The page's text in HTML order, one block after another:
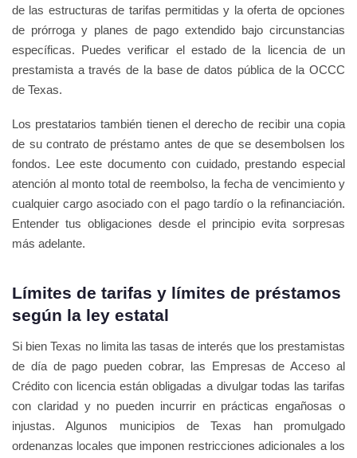
de las estructuras de tarifas permitidas y la oferta de opciones
de prórroga y planes de pago extendido bajo circunstancias
específicas. Puedes verificar el estado de la licencia de un
prestamista a través de la base de datos pública de la OCCC
de Texas.
Los prestatarios también tienen el derecho de recibir una copia
de su contrato de préstamo antes de que se desembolsen los
fondos. Lee este documento con cuidado, prestando especial
atención al monto total de reembolso, la fecha de vencimiento y
cualquier cargo asociado con el pago tardío o la refinanciación.
Entender tus obligaciones desde el principio evita sorpresas
más adelante.
Límites de tarifas y límites de préstamos
según la ley estatal
Si bien Texas no limita las tasas de interés que los prestamistas
de día de pago pueden cobrar, las Empresas de Acceso al
Crédito con licencia están obligadas a divulgar todas las tarifas
con claridad y no pueden incurrir en prácticas engañosas o
injustas. Algunos municipios de Texas han promulgado
ordenanzas locales que imponen restricciones adicionales a los